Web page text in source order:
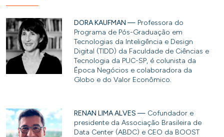
DORA KAUFMAN — Professora do
Programa de Pós-Graduação em
Tecnologias da Inteligência e Design
Digital (TIDD) da Faculdade de Ciências e
Tecnologia da PUC-SP, é colunista da
Época Negócios e colaboradora da
Globo e do Valor Econômico.
RENAN LIMA ALVES — Cofundador e
presidente da Associação Brasileira de
Data Center (ABDC) e CEO da BOOST